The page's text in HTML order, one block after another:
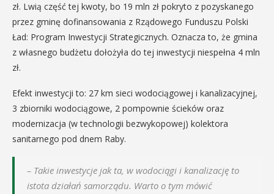
zł. Lwią część tej kwoty, bo 19 mln zł pokryto z pozyskanego
przez gminę dofinansowania z Rządowego Funduszu Polski
Ład: Program Inwestycji Strategicznych. Oznacza to, że gmina
z własnego budżetu dołożyła do tej inwestycji niespełna 4 mln
zł.
Efekt inwestycji to: 27 km sieci wodociągowej i kanalizacyjnej,
3 zbiorniki wodociągowe, 2 pompownie ścieków oraz
modernizacja (w technologii bezwykopowej) kolektora
sanitarnego pod dnem Raby.
– Takie inwestycje jak ta, w wodociągi i kanalizację to
istota działań samorządu. Warto o tym mówić